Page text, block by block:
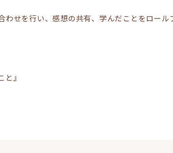
わせを行い、感想の共有、学んだことをロー
』